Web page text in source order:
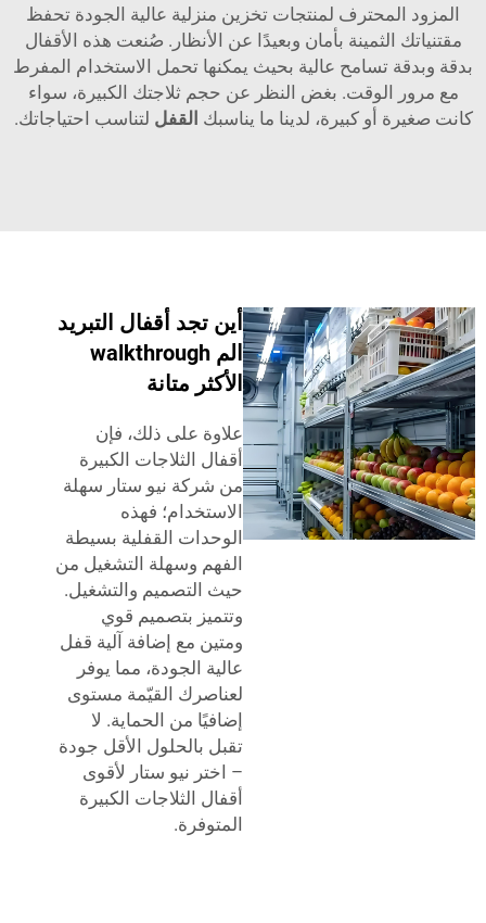
لمنتجات تخزين منزلية عالية الجودة تحفظ
الثمينة بأمان وبعيدًا عن الأنظار. صُنعت هذه الأقفال
تسامح عالية بحيث يمكنها تحمل الاستخدام المفرط
الوقت. بغض النظر عن حجم ثلاجتك الكبيرة، سواء
أو كبيرة، لدينا ما يناسبكالقفللتناسب احتياجاتك.
أين تجد أقفال التبريد
الم walkthrough
الأكثر متانة
علاوة على ذلك، فإن
أقفال الثلاجات الكبيرة
من شركة نيو ستار سهلة
الاستخدام؛ فهذه
الوحدات القفلية بسيطة
الفهم وسهلة التشغيل من
حيث التصميم والتشغيل.
وتتميز بتصميم قوي
ومتين مع إضافة آلية قفل
عالية الجودة، مما يوفر
لعناصرك القيّمة مستوى
إضافيًا من الحماية. لا
تقبل بالحلول الأقل جودة
– اختر نيو ستار لأقوى
أقفال الثلاجات الكبيرة